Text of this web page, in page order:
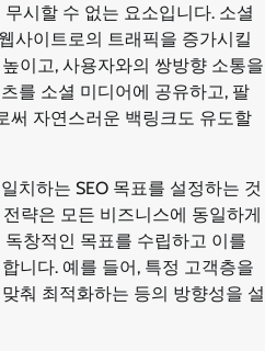
시할 수 없는 요소입니다. 소셜
사이트로의 트래픽을 증가시킬
이고, 사용자와의 쌍방향 소통을
를 소셜 미디어에 공유하고, 팔
써 자연스러운 백링크도 유도할
치하는 SEO 목표를 설정하는 것
략은 모든 비즈니스에 동일하게
창적인 목표를 수립하고 이를
니다. 예를 들어, 특정 고객층을
춰 최적화하는 등의 방향성을 설